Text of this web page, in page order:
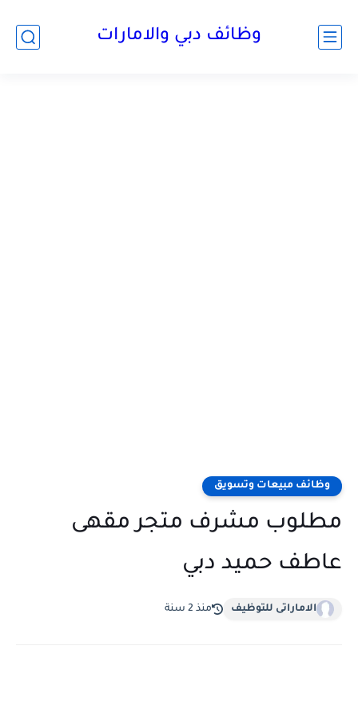
وظائف دبي والامارات
وظائف مبيعات وتسويق
مطلوب مشرف متجر مقهى
عاطف حميد دبي
الاماراتى للتوظيف منذ 2 سنة